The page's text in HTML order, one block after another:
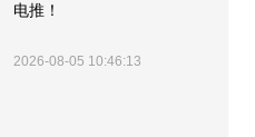
电推！
2026-08-05 10:46:13